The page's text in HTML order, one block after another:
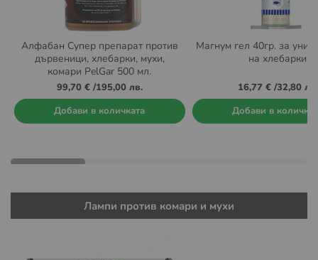
Алфабан Супер препарат против
дървеници, хлебарки, мухи,
комари PelGar 500 мл.
99,70 €/195,00 лв.
Добави в количката
Магнум гел 40гр. за
на хлебарки
16,77 €/32,80 лв.
Добави в
Лампи против комари и мухи